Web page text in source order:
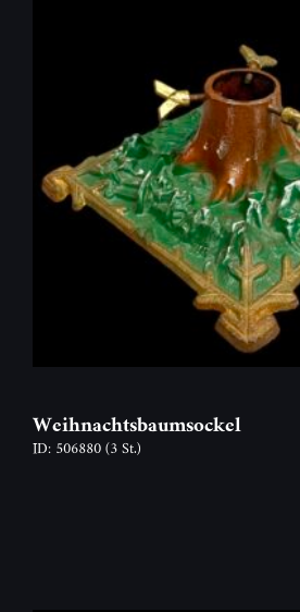
Weihnachtsbaumsockel
ID: 506880(3 St.)